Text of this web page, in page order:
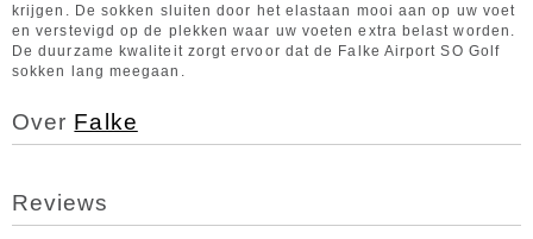
krijgen. De sokken sluiten door het elastaan mooi aan op uw voet
en verstevigd op de plekken waar uw voeten extra belast worden.
De duurzame kwaliteit zorgt ervoor dat de Falke Airport SO Golf
sokken lang meegaan.
Over Falke
Reviews